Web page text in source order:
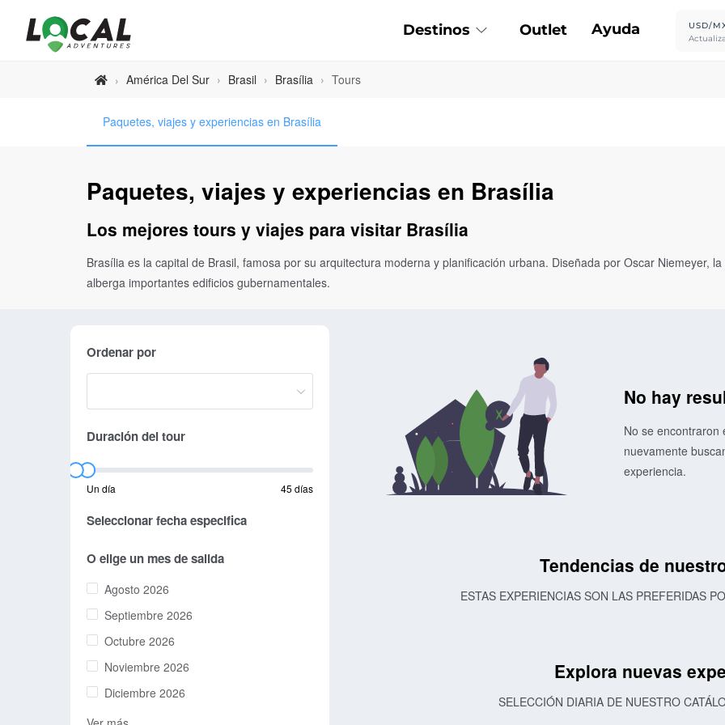
Destinos Outlet Ayuda
USD/
› América Del Sur › Brasil › Brasília › Tours
Paquetes, viajes y experiencias en Brasília
Paquetes, viajes y experiencias en Brasília
Los mejores tours y viajes para visitar Brasília
Brasília es la capital de Brasil, famosa por su arquitectura moderna y planificación urbana. Diseñada por Oscar Niemeyer,
alberga importantes edificios gubernamentales.
Ordenar por
Duración del tour
Un día 45 días
Seleccionar fecha especifica
O elige un mes de salida
Agosto 2026
Septiembre 2026
Octubre 2026
Noviembre 2026
Diciembre 2026
No hay
No se encontraron
nuevamente
experiencia.
Tendencias de
ESTAS EXPERIENCIAS SON LAS PREFERIDAS
Explora nuevas
SELECCIÓN DIARIA DE NUESTRO